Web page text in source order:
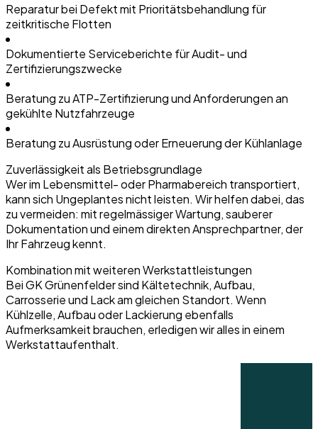
Reparatur bei Defekt mit Prioritätsbehandlung für
zeitkritische Flotten
Dokumentierte Serviceberichte für Audit- und
Zertifizierungszwecke
Beratung zu ATP-Zertifizierung und Anforderungen an
gekühlte Nutzfahrzeuge
Beratung zu Ausrüstung oder Erneuerung der Kühlanlage
Zuverlässigkeit als Betriebsgrundlage
Wer im Lebensmittel- oder Pharmabereich transportiert,
kann sich Ungeplantes nicht leisten. Wir helfen dabei, das
zu vermeiden: mit regelmässiger Wartung, sauberer
Dokumentation und einem direkten Ansprechpartner, der
Ihr Fahrzeug kennt.
Kombination mit weiteren Werkstattleistungen
Bei GK Grünenfelder sind Kältetechnik, Aufbau,
Carrosserie und Lack am gleichen Standort. Wenn
Kühlzelle, Aufbau oder Lackierung ebenfalls
Aufmerksamkeit brauchen, erledigen wir alles in einem
Werkstattaufenthalt.